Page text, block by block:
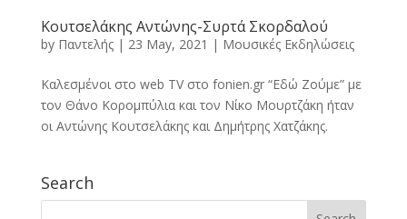
Κουτσελάκης Αντώνης-Συρτά Σκορδαλού
by Παντελής| 23 May, 2021 | Μουσικές Εκδηλώσεις
Καλεσμένοι στο web TV στο fonien.gr “Εδώ Ζούμε” με
τον Θάνο Κορομπύλια και τον Νίκο Μουρτζάκη ήταν
οι Αντώνης Κουτσελάκης και Δημήτρης Χατζάκης.
Search